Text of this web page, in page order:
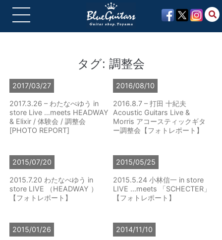
タグ: 調整会
2017/03/27
2017.3.26 – わたなべゆう in
store Live …meets HEADWAY
& Elixir / 体験会 / 調整会
[PHOTO REPORT]
2016/08/10
2016.8.7 – 打田 十紀夫
Acoustic Guitars Live &
Morris アコースティックギタ
ー調整会【フォトレポート】
2015/07/20
2015.7.20 わたなべゆう in
store LIVE （HEADWAY ）
【フォトレポート】
2015/05/25
2015.5.24 小林信一 in store
LIVE …meets 「SCHECTER」
【フォトレポート】
2015/01/26 2014/11/10